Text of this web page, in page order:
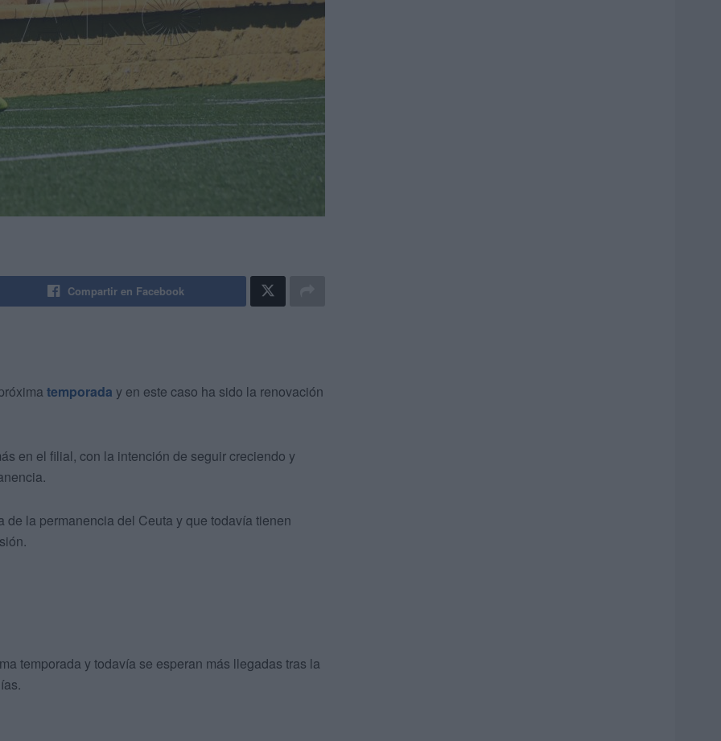
Compartir en Facebook
temporada y en este caso ha sido la renovación
en el filial, con la intención de seguir creciendo y
la permanencia del Ceuta y que todavía tienen
temporada y todavía se esperan más llegadas tras la